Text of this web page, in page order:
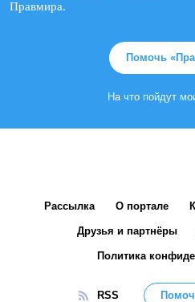
Правмира.
Помочь
На что пойдут
Рассылка О портале
Друзья и партнёры
Политика
RSS